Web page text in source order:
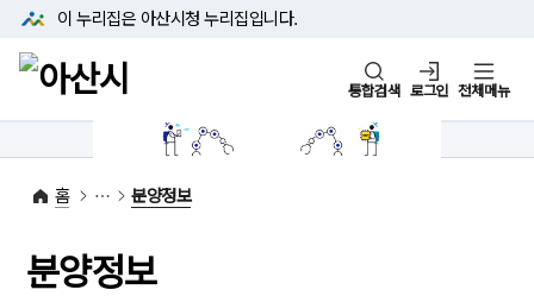
본문 바로가기
메뉴 바로가기
이 누리집은 아산시청 누리집입니다.
통합검색 로그인 전체메뉴
대표전화(아산시 콜센터) 1422-42
홈 분양정보
분양정보